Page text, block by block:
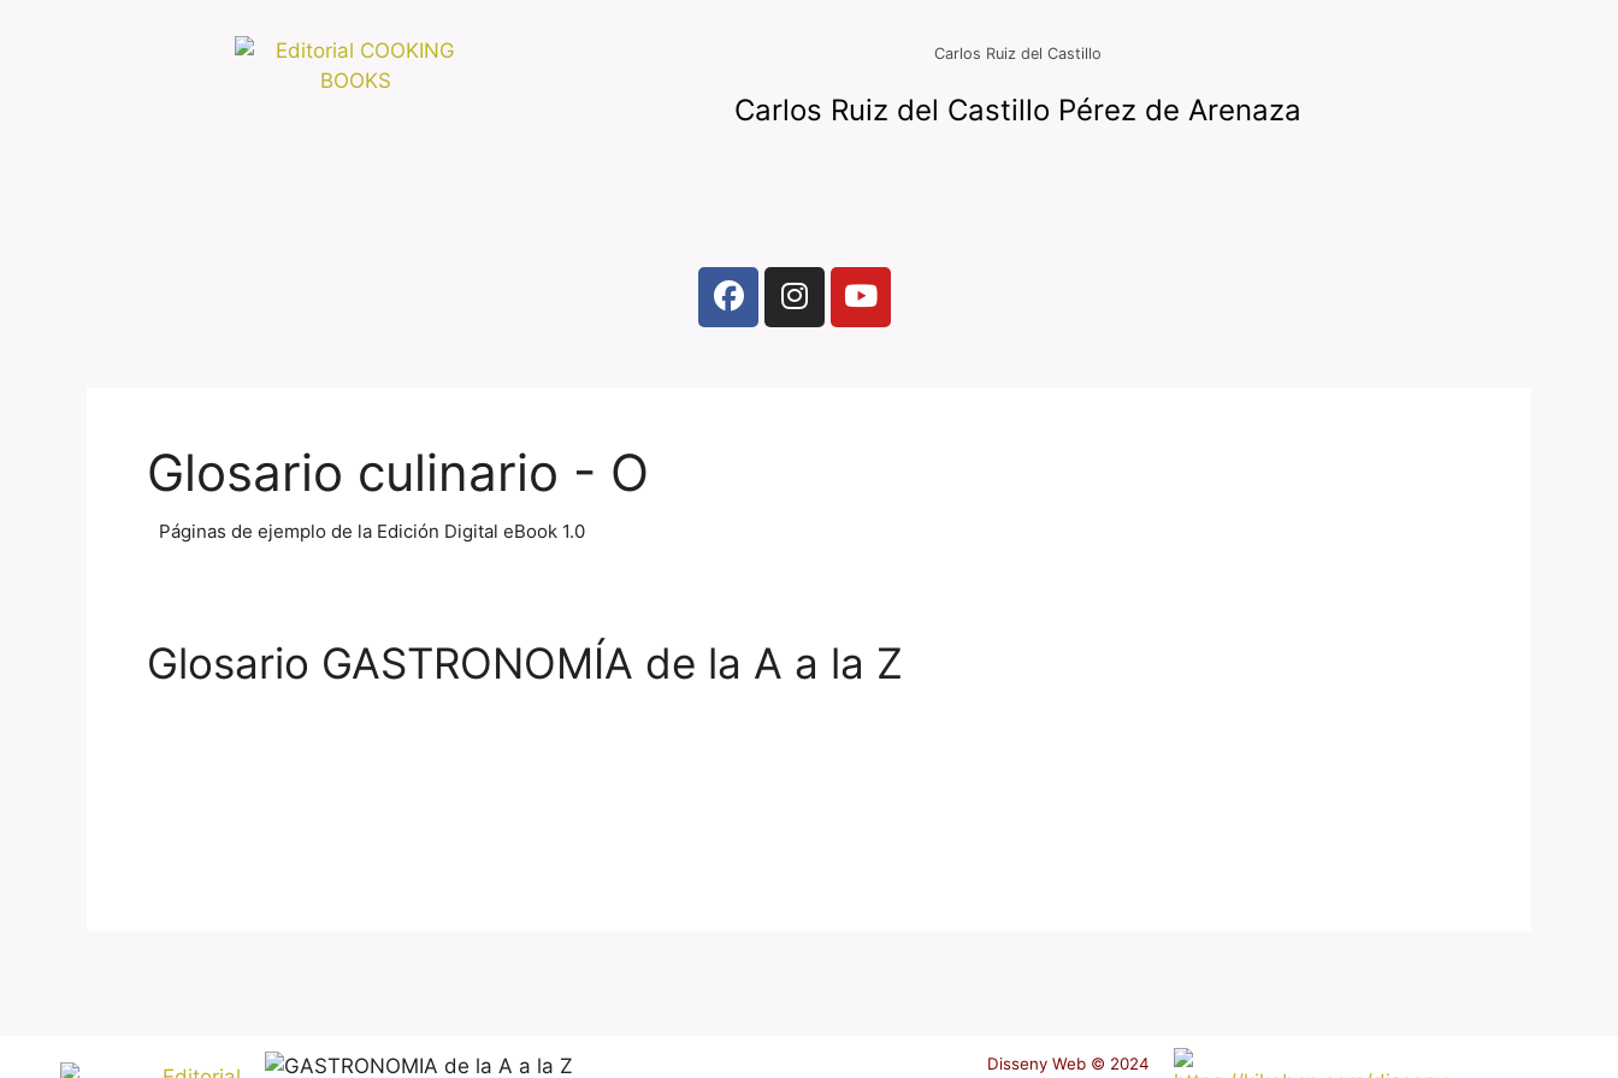
Carlos Ruiz del Castillo
Carlos Ruiz del Castillo Pérez de Arenaza
Glosario culinario - O
Páginas de ejemplo de la Edición Digital eBook 1.0
Glosario GASTRONOMÍA de la A a la Z
Disseny Web © 2024